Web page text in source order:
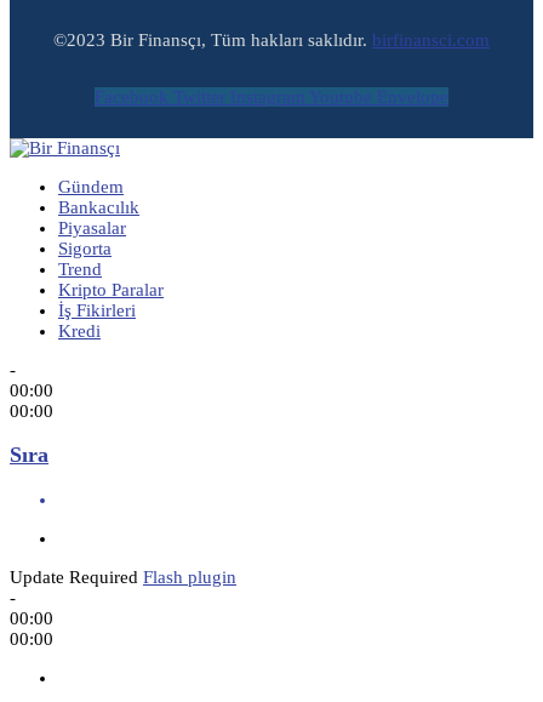
©2023 Bir Finansçı, Tüm hakları saklıdır. birfinansci.com
Facebook Twitter Instagram Youtube Envelope
Gündem
Bankacılık
Piyasalar
Sigorta
Trend
Kripto Paralar
İş Fikirleri
Kredi
-
00:00
00:00
Sıra
Update Required Flash plugin
-
00:00
00:00